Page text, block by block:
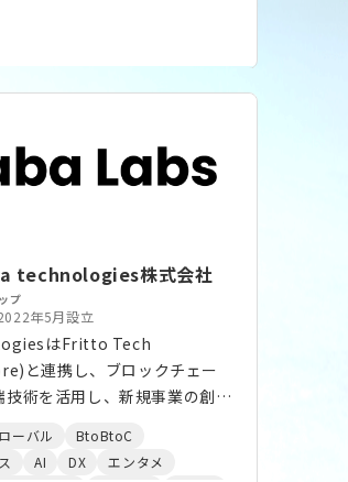
technologies株式会社
プ
年5月設立
はFritto Tech
と連携し、ブロックチェー
術を活用し、新規事業の創
す。 Sakaba Labsは
生成AI等の先端技術を活用し、
ーバル
BtoBtoC
AI DX
エンタメ